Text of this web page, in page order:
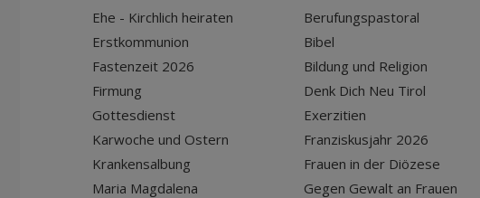
Ehe - Kirchlich heiraten
Erstkommunion
Fastenzeit 2026
Firmung
Gottesdienst
Karwoche und Ostern
Krankensalbung
Maria Magdalena
Berufungspastoral
Bibel
Bildung und Religion
Denk Dich Neu Tirol
Exerzitien
Franziskusjahr 2026
Frauen in der Diözese
Gegen Gewalt an Frauen